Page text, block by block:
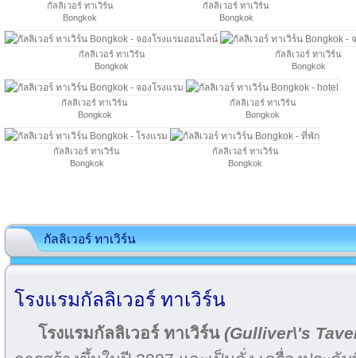
กัลลิเวอร์ ทาเวิร์น
Bongkok
กัลลิเวอร์ ทาเวิร์น
Bongkok
กัลลิเวอร์ ทาเวิร์น
Bongkok
กัลลิเวอร์ ทาเวิร์น
Bongkok
กัลลิเวอร์ ทาเวิร์น
Bongkok
กัลลิเวอร์ ทาเวิร์น
Bongkok
กัลลิเวอร์ ทาเวิร์น
Bongkok
กัลลิเวอร์ ทาเวิร์น
Bongkok
กัลลิเวอร์ ทาเวิร์น
โรงแรมกัลลิเวอร์ ทาเวิร์น
โรงแรมกัลลิเวอร์ ทาเวิร์น(Gulliver\'s